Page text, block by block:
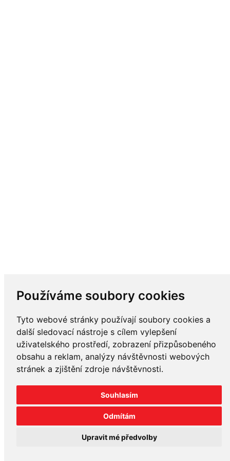
Používáme soubory cookies
Tyto webové stránky používají soubory cookies a
další sledovací nástroje s cílem vylepšení
uživatelského prostředí, zobrazení přizpůsobeného
obsahu a reklam, analýzy návštěvnosti webových
stránek a zjištění zdroje návštěvnosti.
Souhlasím
Odmítám
Upravit mé předvolby